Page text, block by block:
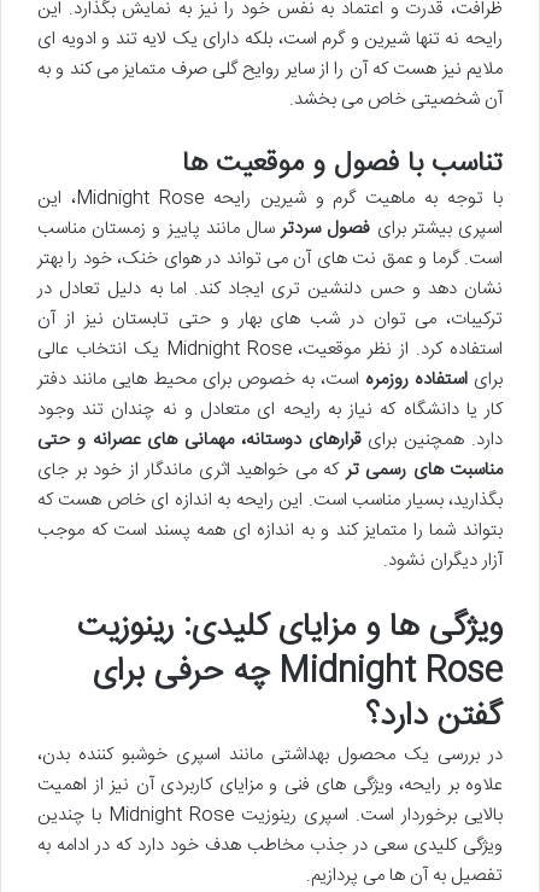
ظرافت، قدرت و اعتماد به نفس خود را نیز به نمایش بگذارد. این
رایحه نه تنها شیرین و گرم است، بلکه دارای یک لایه تند و ادویه ای
ملایم نیز هست که آن را از سایر روایح گلی صرف متمایز می کند و به
آن شخصیتی خاص می بخشد.
تناسب با فصول و موقعیت ها
با توجه به ماهیت گرم و شیرین رایحه Midnight Rose، این
اسپری بیشتر برای فصول سردترسال مانند پاییز و زمستان مناسب
است. گرما و عمق نت های آن می تواند در هوای خنک، خود را بهتر
نشان دهد و حس دلنشین تری ایجاد کند. اما به دلیل تعادل در
ترکیبات، می توان در شب های بهار و حتی تابستان نیز از آن
استفاده کرد. از نظر موقعیت، Midnight Rose یک انتخاب عالی
برای استفاده روزمره است، به خصوص برای محیط هایی مانند دفتر
کار یا دانشگاه که نیاز به رایحه ای متعادل و نه چندان تند وجود
دارد. همچنین برایقرارهای دوستانه، مهمانی های عصرانه و حتی
مناسبت های رسمی تر که می خواهید اثری ماندگار از خود بر جای
بگذارید، بسیار مناسب است. این رایحه به اندازه ای خاص هست که
بتواند شما را متمایز کند و به اندازه ای همه پسند است که موجب
آزار دیگران نشود.
ویژگی ها و مزایای کلیدی: رینوزیت
Midnight Rose چه حرفی برای
گفتن دارد؟
در بررسی یک محصول بهداشتی مانند اسپری خوشبو کننده بدن،
علاوه بر رایحه، ویژگی های فنی و مزایای کاربردی آن نیز از اهمیت
بالایی برخوردار است. اسپری رینوزیت Midnight Rose با چندین
ویژگی کلیدی سعی در جذب مخاطب هدف خود دارد که در ادامه به
تفصیل به آن ها می پردازیم.